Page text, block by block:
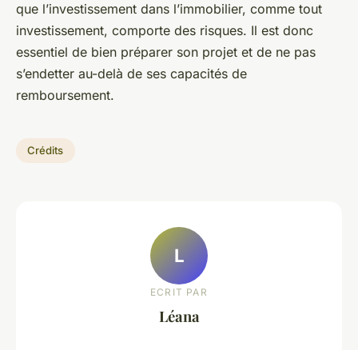
que l’investissement dans l’immobilier, comme tout
investissement, comporte des risques. Il est donc
essentiel de bien préparer son projet et de ne pas
s’endetter au-delà de ses capacités de
remboursement.
Crédits
L
ECRIT PAR
Léana